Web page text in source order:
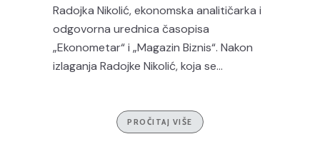
Radojka Nikolić, ekonomska analitičarka i
odgovorna urednica časopisa
„Ekonometar“ i „Magazin Biznis“. Nakon
izlaganja Radojke Nikolić, koja se...
PROČITAJ VIŠE